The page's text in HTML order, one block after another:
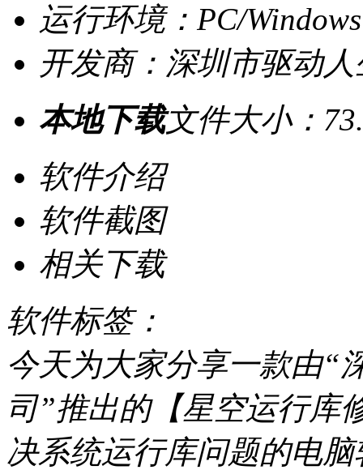
运行环境：PC/Windows
开发商：深圳市驱动
本地下载文件大小：
软件介绍
软件截图
相关下载
软件标签：
今天为大家分享一款由“
司”推出的【星空运行库
决系统运行库问题的电